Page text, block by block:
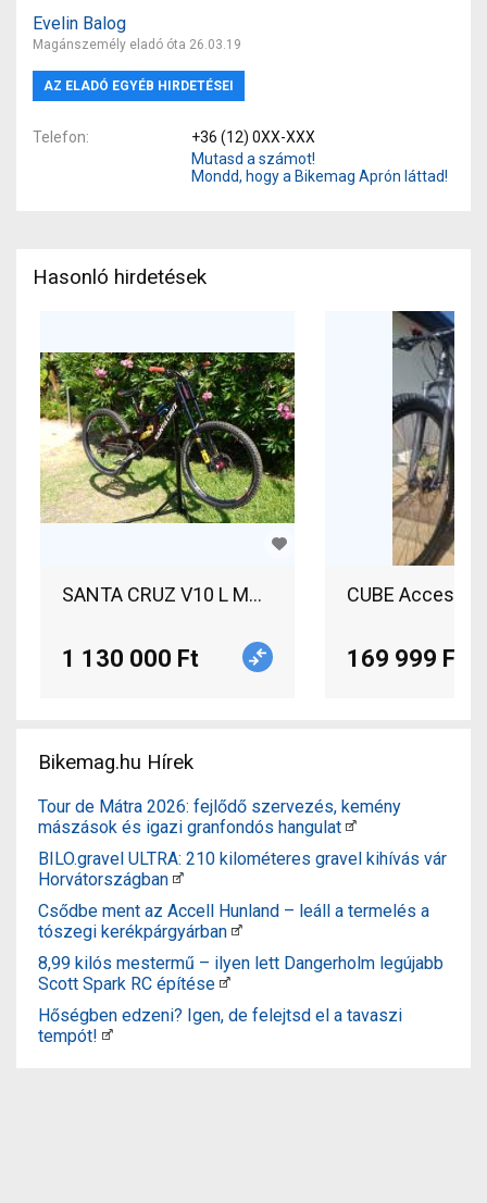
Evelin Balog
Magánszemély eladó óta 26.03.19
AZ ELADÓ EGYÉB HIRDETÉSEI
Telefon
+36 (12) 0XX-XXX
Mutasd a számot!
Mondd, hogy a Bikemag Aprón láttad!
Hasonló hirdetések
SANTA CRUZ V10 L MX / Carbon CC DH Enduro
1 130 000 Ft
CUBE Access
169 999 Ft
Bikemag.hu Hírek
Tour de Mátra 2026: fejlődő szervezés, kemény
mászások és igazi granfondós hangulat
BILO.gravel ULTRA: 210 kilométeres gravel kihívás vár
Horvátországban
Csődbe ment az Accell Hunland – leáll a termelés a
tószegi kerékpárgyárban
8,99 kilós mestermű – ilyen lett Dangerholm legújabb
Scott Spark RC építése
Hőségben edzeni? Igen, de felejtsd el a tavaszi
tempót!